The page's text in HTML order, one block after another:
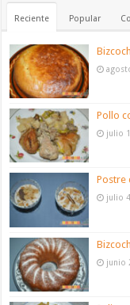
Reciente Popular
Pollo
julio
Postre
julio
junio